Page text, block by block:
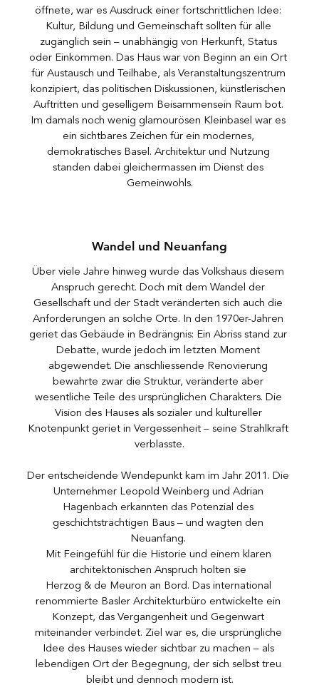
öffnete, war es Ausdruck einer fortschrittlichen Idee:
Kultur, Bildung und Gemeinschaft sollten für alle
zugänglich sein – unabhängig von Herkunft, Status
oder Einkommen. Das Haus war von Beginn an ein Ort
für Austausch und Teilhabe, als Veranstaltungszentrum
konzipiert, das politischen Diskussionen, künstlerischen
Auftritten und geselligem Beisammensein Raum bot.
Im damals noch wenig glamourösen Kleinbasel war es
ein sichtbares Zeichen für ein modernes,
demokratisches Basel. Architektur und Nutzung
standen dabei gleichermassen im Dienst des
Gemeinwohls.
Wandel und Neuanfang
Über viele Jahre hinweg wurde das Volkshaus diesem
Anspruch gerecht. Doch mit dem Wandel der
Gesellschaft und der Stadt veränderten sich auch die
Anforderungen an solche Orte. In den 1970er-Jahren
geriet das Gebäude in Bedrängnis: Ein Abriss stand zur
Debatte, wurde jedoch im letzten Moment
abgewendet. Die anschliessende Renovierung
bewahrte zwar die Struktur, veränderte aber
wesentliche Teile des ursprünglichen Charakters. Die
Vision des Hauses als sozialer und kultureller
Knotenpunkt geriet in Vergessenheit – seine Strahlkraft
verblasste.
Der entscheidende Wendepunkt kam im Jahr 2011. Die
Unternehmer Leopold Weinberg und Adrian
Hagenbach erkannten das Potenzial des
geschichtsträchtigen Baus – und wagten den
Neuanfang.
Mit Feingefühl für die Historie und einem klaren
architektonischen Anspruch holten sie
Herzog & de Meuron an Bord. Das international
renommierte Basler Architekturbüro entwickelte ein
Konzept, das Vergangenheit und Gegenwart
miteinander verbindet. Ziel war es, die ursprüngliche
Idee des Hauses wieder sichtbar zu machen – als
lebendigen Ort der Begegnung, der sich selbst treu
bleibt und dennoch modern ist.